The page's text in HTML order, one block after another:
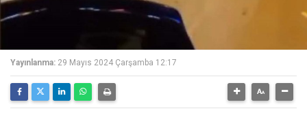
Yayınlanma: 29 Mayıs 2024 Çarşamba 12:17